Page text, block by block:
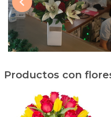
Productos con